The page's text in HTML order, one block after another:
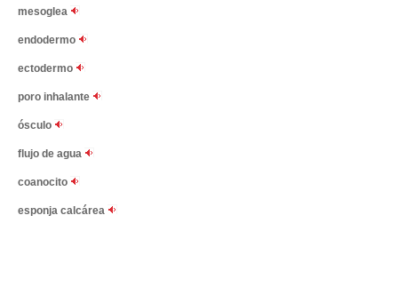
mesoglea
endodermo
ectodermo
poro inhalante
ósculo
flujo de agua
coanocito
esponja calcárea